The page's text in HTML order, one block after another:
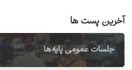
آخرین پست ها
جلسات عمومی پایه‌ها